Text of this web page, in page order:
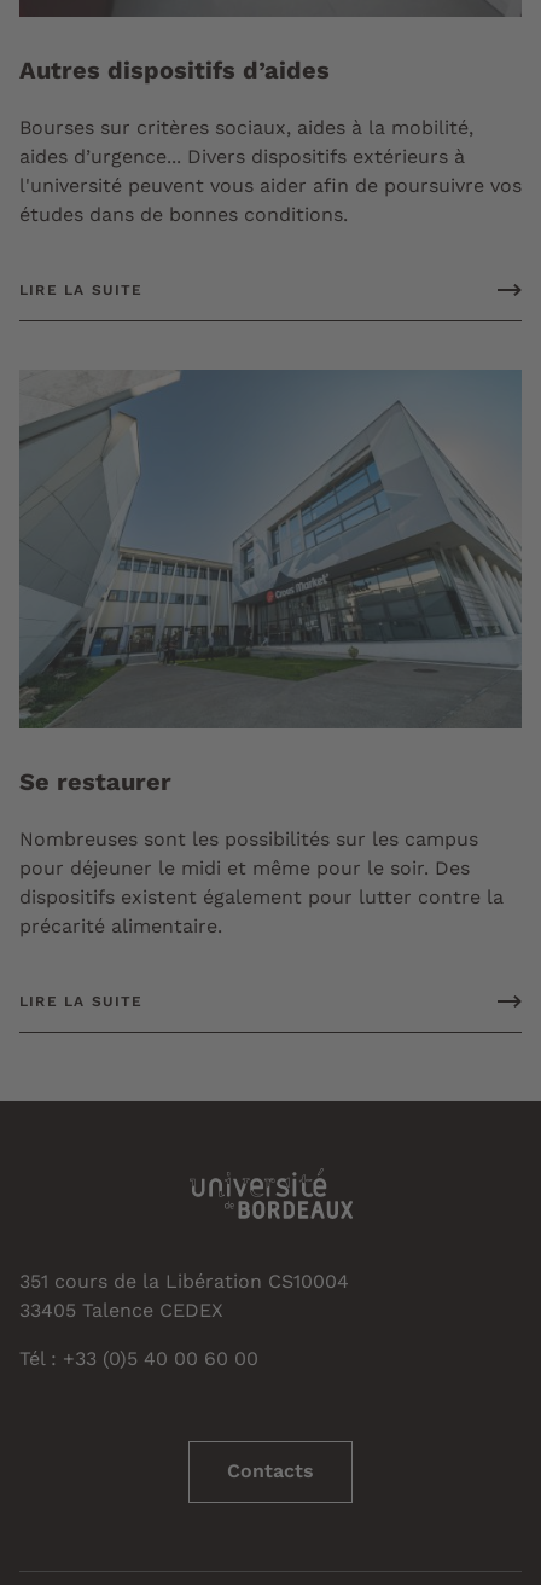
Autres dispositifs d’aides
Bourses sur critères sociaux, aides à la mobilité,
aides d’urgence... Divers dispositifs extérieurs à
l'université peuvent vous aider afin de poursuivre vos
études dans de bonnes conditions.
LIRE LA SUITE
Se restaurer
Nombreuses sont les possibilités sur les campus
pour déjeuner le midi et même pour le soir. Des
dispositifs existent également pour lutter contre la
précarité alimentaire.
LIRE LA SUITE
351 cours de la Libération CS10004
33405 Talence CEDEX
Tél : +33 (0)5 40 00 60 00
Contacts